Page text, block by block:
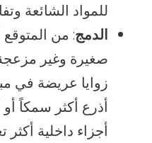
للمواد الشائعة
الدمج: من
صغيرة وغير
زوايا عريضة في
أذرع أكثر سمكاً
أجزاء داخلية